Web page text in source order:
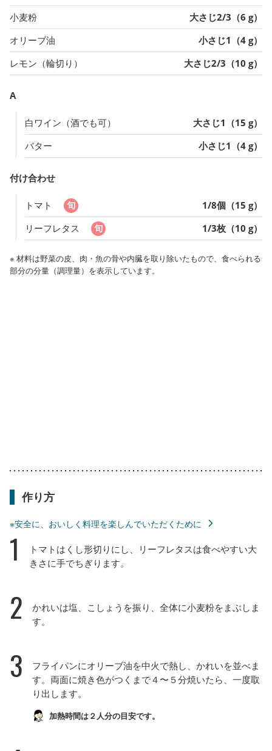
小麦粉
大さじ2/3（6 g）
オリーブ油
小さじ1（4 g）
レモン（輪切り）
大さじ2/3（10 g）
A
白ワイン（酒でも可）
大さじ1（15 g）
バター
小さじ1（4 g）
付け合わせ
トマト
1/8個（15 g）
リーフレタス
1/3枚（10 g）
※ 材料は野菜の皮、肉・魚の骨や内臓を取り除いたもので、食べられる
部分の分量（調理量）を表示しています。
作り方
※安全に、おいしく料理を楽しんでいただくために
1
トマトはくし形切りにし、リーフレタスは食べやすい大
きさに手でちぎります。
2
かれいは塩、こしょうを振り、全体に小麦粉をまぶしま
す。
3
フライパンにオリーブ油を中火で熱し、かれいを並べま
す。両面に焼き色がつくまで４〜５分焼いたら、一度取
り出します。
加熱時間は２人分の目安です。